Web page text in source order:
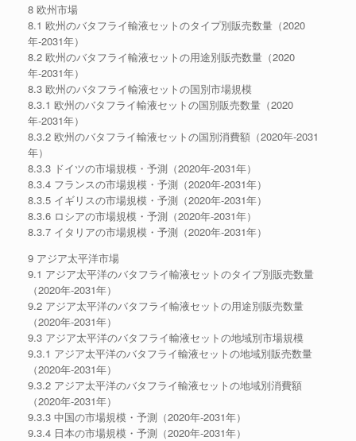
8 欧州市場
8.1 欧州のバタフライ輸液セットのタイプ別販売数量（2020
年-2031年）
8.2 欧州のバタフライ輸液セットの用途別販売数量（2020
年-2031年）
8.3 欧州のバタフライ輸液セットの国別市場規模
8.3.1 欧州のバタフライ輸液セットの国別販売数量（2020
年-2031年）
8.3.2 欧州のバタフライ輸液セットの国別消費額（2020年-2031
年）
8.3.3 ドイツの市場規模・予測（2020年-2031年）
8.3.4 フランスの市場規模・予測（2020年-2031年）
8.3.5 イギリスの市場規模・予測（2020年-2031年）
8.3.6 ロシアの市場規模・予測（2020年-2031年）
8.3.7 イタリアの市場規模・予測（2020年-2031年）
9 アジア太平洋市場
9.1 アジア太平洋のバタフライ輸液セットのタイプ別販売数量
（2020年-2031年）
9.2 アジア太平洋のバタフライ輸液セットの用途別販売数量
（2020年-2031年）
9.3 アジア太平洋のバタフライ輸液セットの地域別市場規模
9.3.1 アジア太平洋のバタフライ輸液セットの地域別販売数量
（2020年-2031年）
9.3.2 アジア太平洋のバタフライ輸液セットの地域別消費額
（2020年-2031年）
9.3.3 中国の市場規模・予測（2020年-2031年）
9.3.4 日本の市場規模・予測（2020年-2031年）